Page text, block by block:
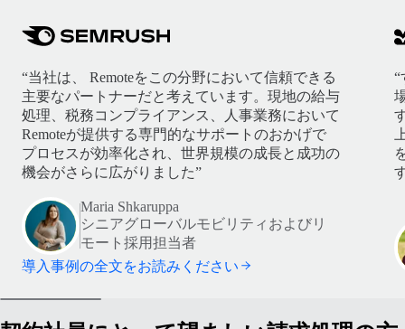
“当社は、 Remoteをこの分野において信頼できる
主要なパートナーだと考えています。現地の給与
処理、税務コンプライアンス、人事業務において
Remoteが提供する専門的なサポートのおかげで
プロセスが効率化され、世界規模の成長と成功の
機会がさらに広がりました”
Maria Shkaruppa
シニアグローバルモビリティおよびリ
モート採用担当者
導入事例の全文をお読みください
“